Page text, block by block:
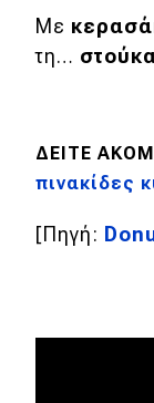
Οδηγός
Χρηστικά
Συμβουλές
Με
τη…
ΔΕΙΤΕ
πινακίδες
[Πηγή: